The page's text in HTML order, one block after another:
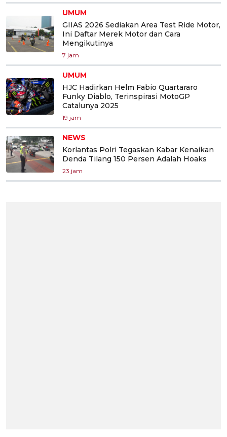
UMUM
GIIAS 2026 Sediakan Area Test Ride Motor,
Ini Daftar Merek Motor dan Cara
Mengikutinya
7 jam
UMUM
HJC Hadirkan Helm Fabio Quartararo
Funky Diablo, Terinspirasi MotoGP
Catalunya 2025
19 jam
NEWS
Korlantas Polri Tegaskan Kabar Kenaikan
Denda Tilang 150 Persen Adalah Hoaks
23 jam